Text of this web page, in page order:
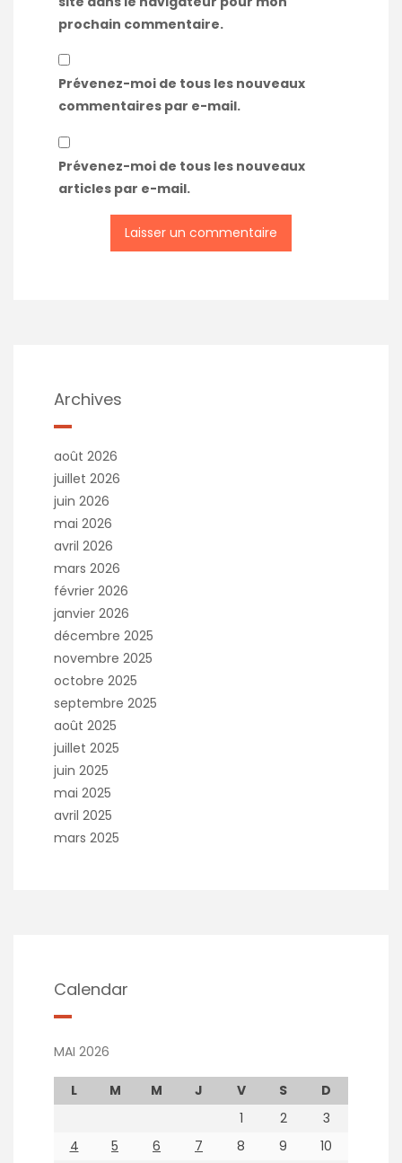
prochain commentaire.
Prévenez-moi de tous les nouveaux
commentaires par e-mail.
Prévenez-moi de tous les nouveaux
articles par e-mail.
Archives
août 2026
juillet 2026
juin 2026
mai 2026
avril 2026
mars 2026
février 2026
janvier 2026
décembre 2025
novembre 2025
octobre 2025
septembre 2025
août 2025
juillet 2025
juin 2025
mai 2025
avril 2025
mars 2025
Calendar
MAI 2026
L M M J V S
D
1
2
3
4
5 6 7 8 9
10